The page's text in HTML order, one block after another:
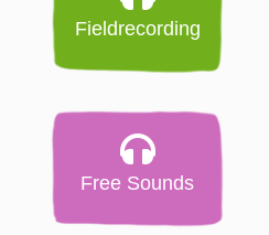
Fieldrecording
Free Sounds